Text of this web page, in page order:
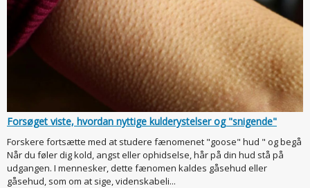
Forsøget viste, hvordan nyttige kulderystelser og "snigende"
Forskere fortsætte med at studere fænomenet "goose" hud " og begå
Når du føler dig kold, angst eller ophidselse, hår på din hud stå på
udgangen. I mennesker, dette fænomen kaldes gåsehud eller
gåsehud, som om at sige, videnskabeli...